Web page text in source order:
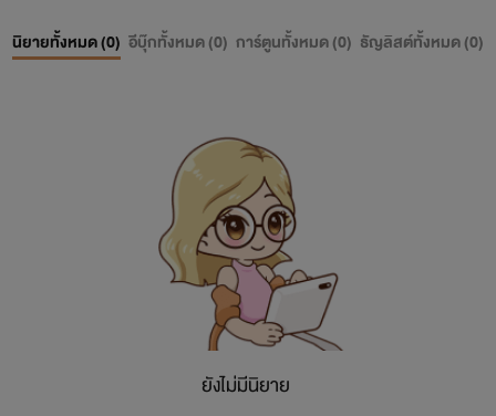
นิยายทั้งหมด (0) อีบุ๊กทั้งหมด (0) การ์ตูนทั้งหมด (0) ธัญลิสต์ทั้งหมด (0)
ยังไม่มีนิยาย